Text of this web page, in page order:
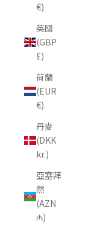
€)
英國
(GBP
£)
荷蘭
(EUR
€)
丹麥
(DKK
kr.)
亞塞拜
然
(AZN
₼)